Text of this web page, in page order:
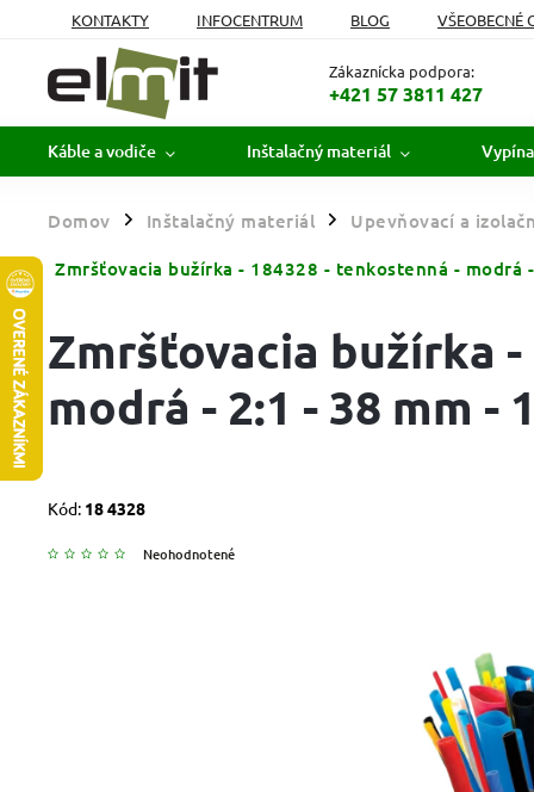
KONTAKTY INFOCENTRUM BLOG VŠEOBECNÉ
MOJA OBJEDNÁVKA
Zákaznícka podpora:
+421 57 3811 427
Káble a vodiče Inštalačný materiál
Domov / Inštalačný materiál / Upevňovací a
Zmršťovacia bužírka - 184328 - tenkostenná - modrá
Zmršťovacia bužírka
modrá - 2:1 - 38 mm -
Kód: 18 4328
Neohodnotené